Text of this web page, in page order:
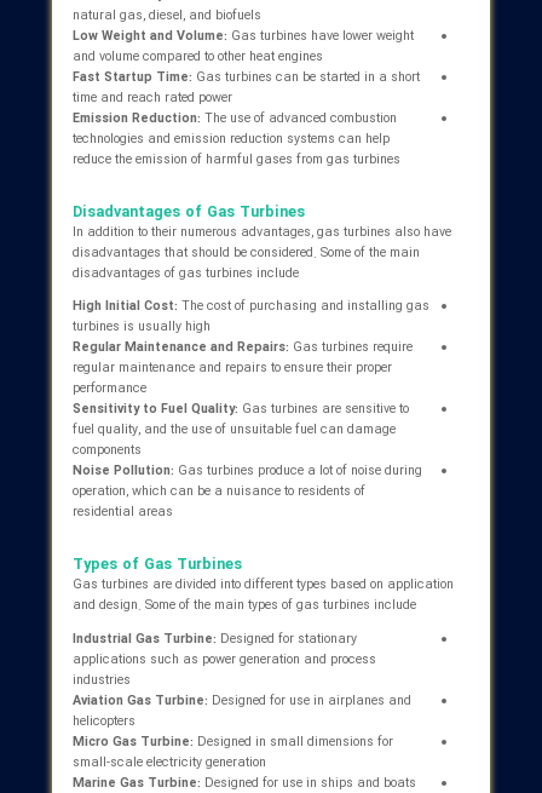
electricity, CHP system, combined heat and power generation,
efficiency gas turbine, gas turbine emission reduction,
fuel gas turbine
Abstract
Gas turbines, as one of the most important power generators in
various industries, play a key role in electricity generation and
performance, components, applications, advantages, and
disadvantages of gas turbines. It also examines the latest
and the future of this technology, particularly in the field of
industrial electricity and combined heat and power (CHP)
generation. The aim of this article is to provide a complete and
to-date perspective on gas turbines and their role in the energy
industry
Introduction
In today's world, energy, as one of the most basic human needs,
plays a vital role in economic and social development. Gas
as one of the most important sources of energy production, are
widely used in various industries, including power plants, oil
converting the energy from fuel combustion into mechanical
enable the production of electricity, the movement of equipment,
the supply of heat required by industries. Gas turbines have
an attractive option for energy production due to their
such as high efficiency, reliability, and flexibility in the use of
various fuels
How Does a Gas Turbine Work
A gas turbine is a heat engine that converts the chemical
fuel into mechanical energy. This process involves three main